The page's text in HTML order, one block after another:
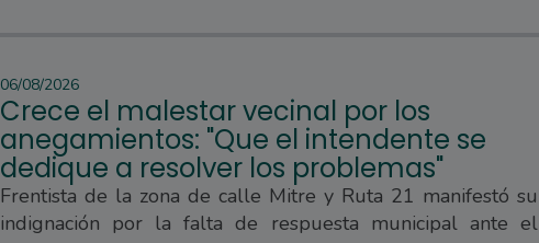
06/08/2026
Crece el malestar vecinal por los
anegamientos: "Que el intendente se
dedique a resolver los problemas"
Frentista de la zona de calle Mitre y Ruta 21 manifestó su
indignación por la falta de respuesta municipal ante el